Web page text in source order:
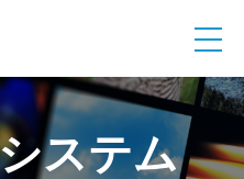
ステム